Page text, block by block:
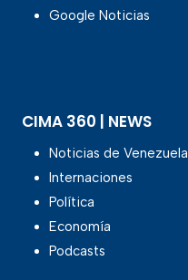
Google Noticias
CIMA 360 | NEWS
Noticias de Venezuela
Internaciones
Política
Economía
Podcasts